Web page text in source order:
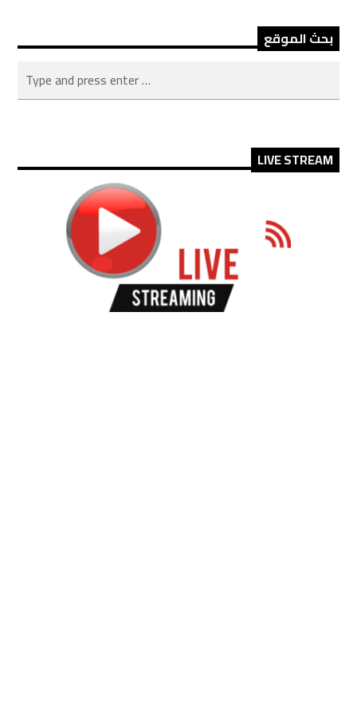
بحث الموقع
LIVE STREAM